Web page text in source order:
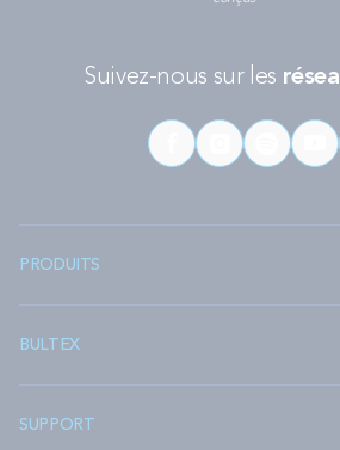
Suivez-nous sur les
PRODUITS
BULTEX
SUPPORT